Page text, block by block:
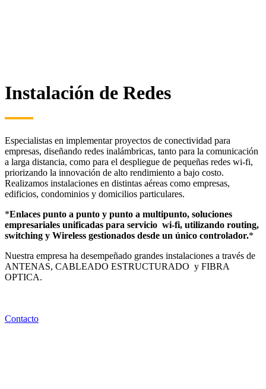
Instalación de Redes
Especialistas en implementar proyectos de conectividad para
empresas, diseñando redes inalámbricas, tanto para la comunicación
a larga distancia, como para el despliegue de pequeñas redes wi-fi,
priorizando la innovación de alto rendimiento a bajo costo.
Realizamos instalaciones en distintas aéreas como empresas,
edificios, condominios y domicilios particulares.
*Enlaces punto a punto y punto a multipunto, soluciones
empresariales unificadas para servicio wi-fi, utilizando routing,
switching y Wireless gestionados desde un único controlador.*
Nuestra empresa ha desempeñado grandes instalaciones a través de
ANTENAS, CABLEADO ESTRUCTURADO y FIBRA
OPTICA.
Contacto